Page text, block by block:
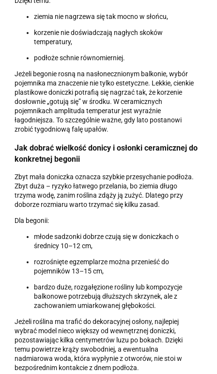
ziemia nie nagrzewa się tak mocno w słońcu,
korzenie nie doświadczają nagłych skoków
temperatury,
podłoże schnie równomierniej.
Jeżeli begonie rosną na nasłonecznionym balkonie, wybór
pojemnika ma znaczenie nie tylko estetyczne. Lekkie, cienkie
plastikowe doniczki potrafią się nagrzać tak, że korzenie
dosłownie „gotują się” w środku. W ceramicznych
pojemnikach amplituda temperatur jest wyraźnie
łagodniejsza. To szczególnie ważne, gdy lato postanowi
zrobić tygodniową falę upałów.
Jak dobrać wielkość donicy i osłonki ceramicznej do
konkretnej begonii
Zbyt mała doniczka oznacza szybkie przesychanie podłoża.
Zbyt duża – ryzyko łatwego przelania, bo ziemia długo
trzyma wodę, zanim roślina zdąży ją zużyć. Dlatego przy
doborze rozmiaru warto trzymać się kilku zasad.
Dla begonii:
młode sadzonki dobrze czują się w doniczkach o
średnicy 10–12 cm,
rozrośnięte egzemplarze można przenieść do
pojemników 13–15 cm,
bardzo duże, rozgałęzione rośliny lub kompozycje
balkonowe potrzebują dłuższych skrzynek, ale z
zachowaniem umiarkowanej głębokości.
Jeżeli roślina ma trafić do dekoracyjnej osłony, najlepiej
wybrać model nieco większy od wewnętrznej doniczki,
pozostawiając kilka centymetrów luzu po bokach. Dzięki
temu powietrze krąży swobodniej, a ewentualna
nadmiarowa woda, która wypłynie z otworów, nie stoi w
bezpośrednim kontakcie z dnem podłoża.